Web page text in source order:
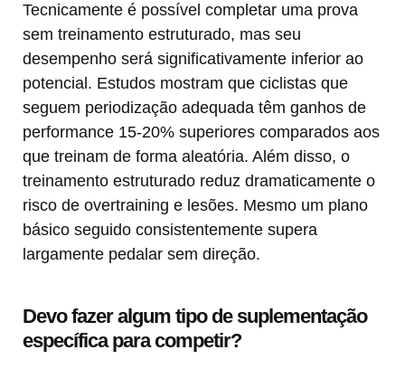
Tecnicamente é possível completar uma prova
sem treinamento estruturado, mas seu
desempenho será significativamente inferior ao
potencial. Estudos mostram que ciclistas que
seguem periodização adequada têm ganhos de
performance 15-20% superiores comparados aos
que treinam de forma aleatória. Além disso, o
treinamento estruturado reduz dramaticamente o
risco de overtraining e lesões. Mesmo um plano
básico seguido consistentemente supera
largamente pedalar sem direção.
Devo fazer algum tipo de suplementação
específica para competir?